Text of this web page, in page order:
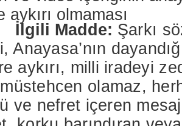
aykırı olmaması
İlgili Madde: Şarkı
Anayasa’nın
aykırı, milli iradeyi
olamaz,
ve nefret içeren